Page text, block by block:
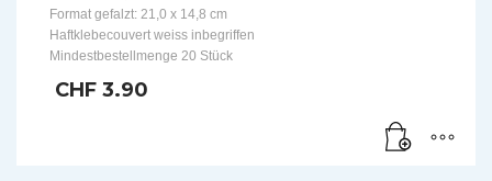
Format gefalzt: 21,0 x 14,8 cm
Haftklebecouvert weiss inbegriffen
Mindestbestellmenge 20 Stück
CHF 3.90